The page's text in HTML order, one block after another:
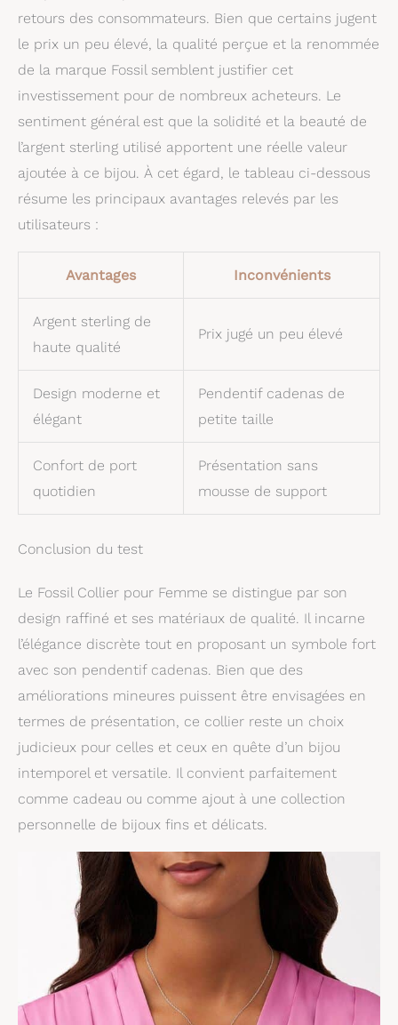
retours des consommateurs. Bien que certains jugent
le prix un peu élevé, la qualité perçue et la renommée
de la marque Fossil semblent justifier cet
investissement pour de nombreux acheteurs. Le
sentiment général est que la solidité et la beauté de
l’argent sterling utilisé apportent une réelle valeur
ajoutée à ce bijou. À cet égard, le tableau ci-dessous
résume les principaux avantages relevés par les
utilisateurs :
Avantages Inconvénients
Argent sterling de
haute qualité
Prix jugé un peu élevé
Design moderne et
élégant
Pendentif cadenas de
petite taille
Confort de port
quotidien
Présentation sans
mousse de support
Conclusion du test
Le Fossil Collier pour Femme se distingue par son
design raffiné et ses matériaux de qualité. Il incarne
l’élégance discrète tout en proposant un symbole fort
avec son pendentif cadenas. Bien que des
améliorations mineures puissent être envisagées en
termes de présentation, ce collier reste un choix
judicieux pour celles et ceux en quête d’un bijou
intemporel et versatile. Il convient parfaitement
comme cadeau ou comme ajout à une collection
personnelle de bijoux fins et délicats.